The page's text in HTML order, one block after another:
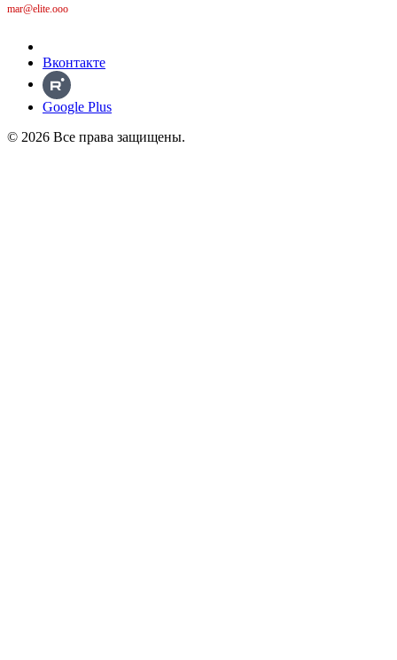
mar@elite.ooo
Вконтакте
Google Plus
© 2026 Все права защищены.